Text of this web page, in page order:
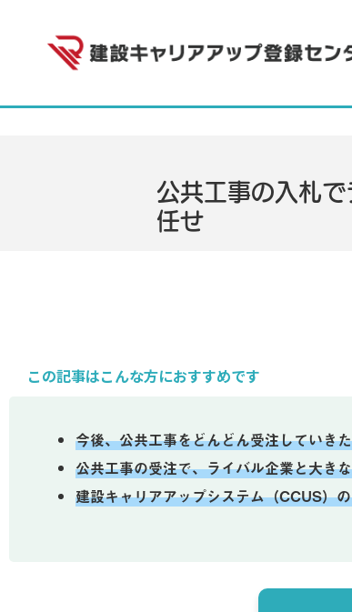
公共工事の入札
任せ
この記事はこんな方におすすめです
今後、公共工事をどんどん受注していき
公共工事の受注で、ライバル企業と大き
建設キャリアアップシステム（CCUS）